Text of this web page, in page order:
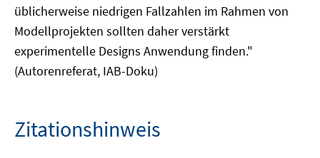
üblicherweise niedrigen Fallzahlen im Rahmen von
Modellprojekten sollten daher verstärkt
experimentelle Designs Anwendung finden."
(Autorenreferat, IAB-Doku)
Zitationshinweis